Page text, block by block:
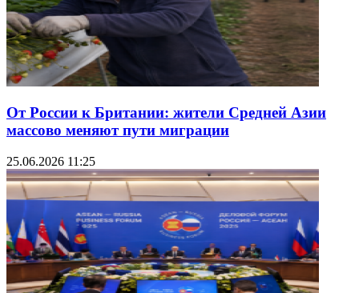
От России к Британии: жители Средней Азии
массово меняют пути миграции
25.06.2026 11:25